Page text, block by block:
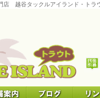
店 越谷タックルアイランド・トラ